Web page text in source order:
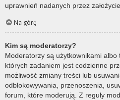
uprawnień nadanych przez
Na górę
Kim są moderatorzy?
Moderatorzy są użytkownikami albo
których zadaniem jest codzienne
możliwość zmiany treści lub
odblokowywania, przenoszenia,
forum, które moderują. Z reguły